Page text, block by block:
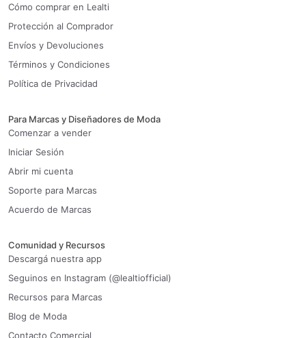
Cómo comprar en Lealti
Protección al Comprador
Envíos y Devoluciones
Términos y Condiciones
Política de Privacidad
Para Marcas y Diseñadores de Moda
Comenzar a vender
Iniciar Sesión
Abrir mi cuenta
Soporte para Marcas
Acuerdo de Marcas
Comunidad y Recursos
Descargá nuestra app
Seguinos en Instagram (@lealtiofficial)
Recursos para Marcas
Blog de Moda
Contacto Comercial